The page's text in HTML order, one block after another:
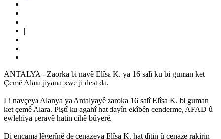
|
ANTALYA - Zaorka bi navê Elîsa K. ya 16 salî ku bi guman ket
Çemê Alara jiyana xwe ji dest da.
Li navçeya Alanya ya Antalyayê zaroka 16 salî Elîsa K. bi guman
ket çemê Alara. Piştî ku agahî hat dayîn ekîbên cenderme, AFAD û
ewlehiya peravê hatin cihê bûyerê.
Di encama lêgerînê de cenazeya Elîsa K. hat dîtin û cenaze rakirin